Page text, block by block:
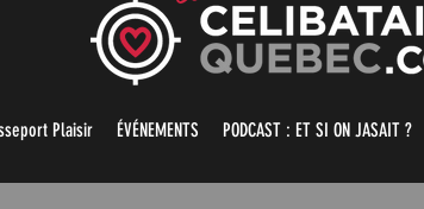
Plaisir ÉVÉNEMENTS PODCAST : ET SI ON JASAIT ?